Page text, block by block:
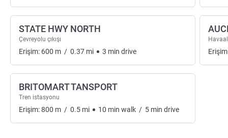
STATE HWY NORTH
Çevreyolu çıkışı
Erişim: 600 m / 0.37 mi 3 min drive
BRITOMART TANSPORT
Tren istasyonu
Erişim:800 m / 0.5 mi 10 min walk / 5 min drive